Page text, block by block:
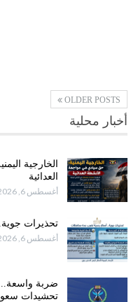
OLDER POSTS
أخبار محلية
الخارجية
العدائية
أغسطس 6, 2026
تحذيرات
أغسطس 6, 2026
ضربة واسعة..
تحشيدات